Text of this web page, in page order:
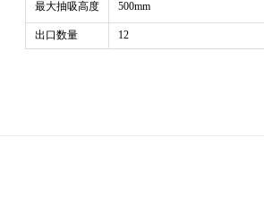
最大抽吸高度 500mm
出口数量 12